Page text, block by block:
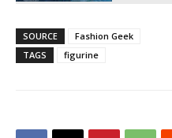
SOURCE
Fashion Geek
TAGS
figurine